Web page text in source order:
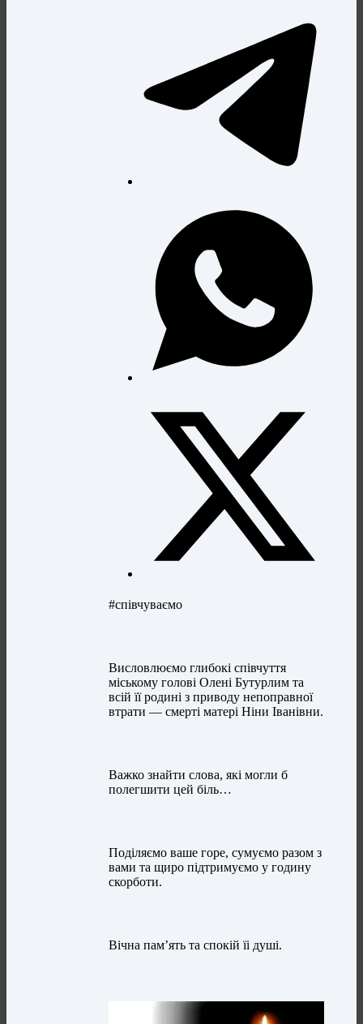
#співчуваємо
Висловлюємо глибокі співчуття
міському голові Олені Бутурлим та
всій її родині з приводу непоправної
втрати — смерті матері Ніни Іванівни.
Важко знайти слова, які могли б
полегшити цей біль…
Поділяємо ваше горе, сумуємо разом з
вами та щиро підтримуємо у годину
скорботи.
Вічна пам’ять та спокій їі душі.